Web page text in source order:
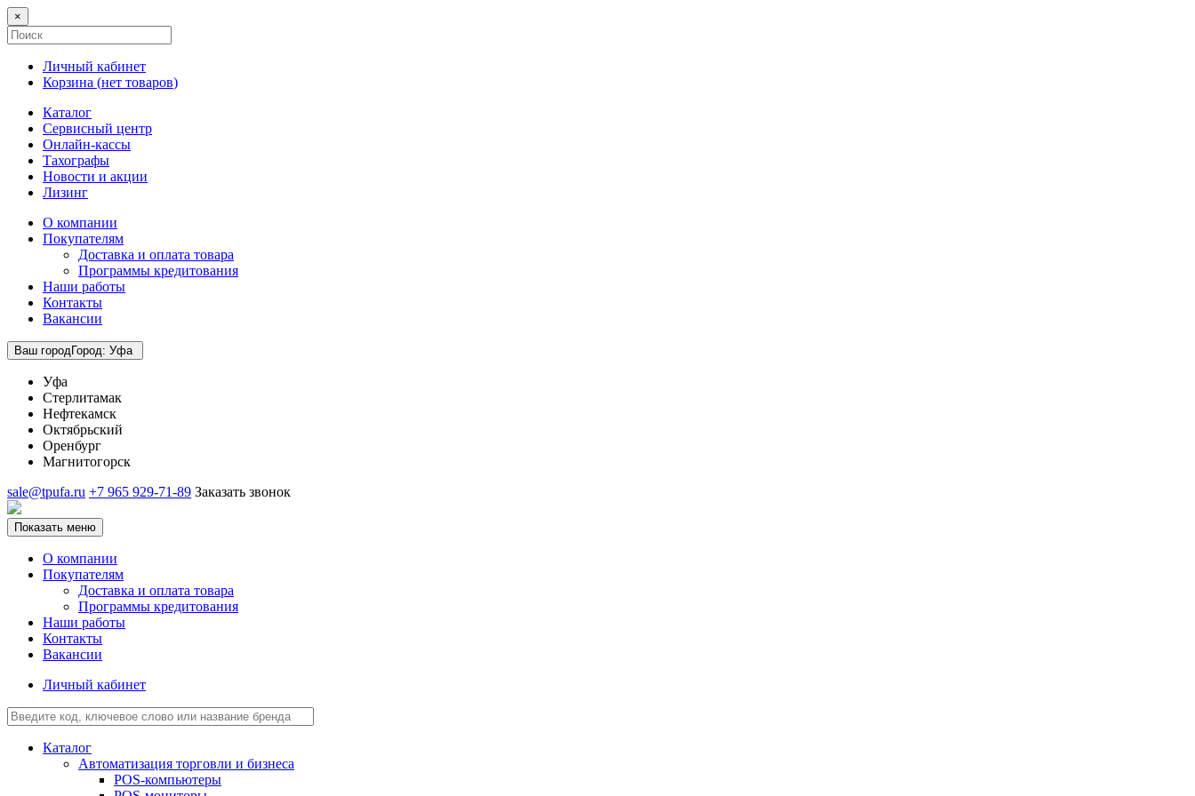
×
Личный кабинет
Корзина (нет товаров)
Каталог
Сервисный центр
Онлайн-кассы
Тахографы
Новости и акции
Лизинг
О компании
Покупателям
Доставка и оплата товара
Программы кредитования
Наши работы
Контакты
Вакансии
Ваш городГород: Уфа
Уфа
Стерлитамак
Нефтекамск
Октябрьский
Оренбург
Магнитогорск
sale@tpufa.ru +7 965 929-71-89 Заказать звонок
Показать меню
О компании
Покупателям
Доставка и оплата товара
Программы кредитования
Наши работы
Контакты
Вакансии
Личный кабинет
Каталог
Автоматизация торговли и бизнеса
POS-компьютеры